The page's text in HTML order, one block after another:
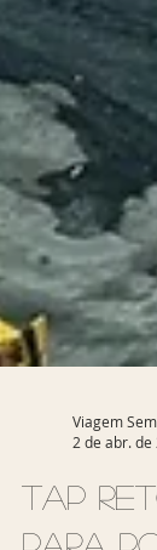
Viagem
2 de abr. de